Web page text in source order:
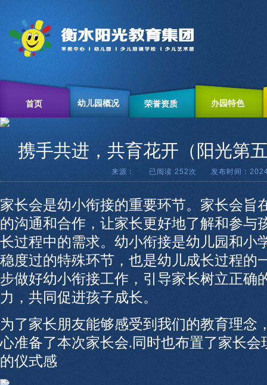
首页 幼儿园概况 荣誉资质 办园特色
携手共进，共育花开（阳光第
来源： 已阅读 252次 发布时间：
家长会是幼小衔接的重要环节。家长会旨
的沟通和合作，让家长更好地了解和参与
长过程中的需求。幼小衔接是幼儿园和小
稳度过的特殊环节，也是幼儿成长过程的
步做好幼小衔接工作，引导家长树立正确
力，共同促进孩子成长。
为了家长朋友能够感受到我们的教育理念
心准备了本次家长会.同时也布置了家长
的仪式感